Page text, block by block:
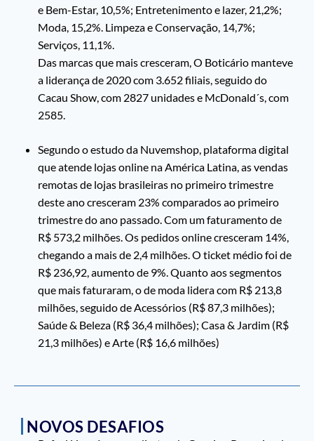
e Bem-Estar, 10,5%; Entretenimento e lazer, 21,2%;
Moda, 15,2%. Limpeza e Conservação, 14,7%;
Serviços, 11,1%.
Das marcas que mais cresceram, O Boticário manteve
a liderança de 2020 com 3.652 filiais, seguido do
Cacau Show, com 2827 unidades e McDonald´s, com
2585.
Segundo o estudo da Nuvemshop, plataforma digital
que atende lojas online na América Latina, as vendas
remotas de lojas brasileiras no primeiro trimestre
deste ano cresceram 23% comparados ao primeiro
trimestre do ano passado. Com um faturamento de
R$ 573,2 milhões. Os pedidos online cresceram 14%,
chegando a mais de 2,4 milhões. O ticket médio foi de
R$ 236,92, aumento de 9%. Quanto aos segmentos
que mais faturaram, o de moda lidera com R$ 213,8
milhões, seguido de Acessórios (R$ 87,3 milhões);
Saúde & Beleza (R$ 36,4 milhões); Casa & Jardim (R$
21,3 milhões) e Arte (R$ 16,6 milhões)
NOVOS DESAFIOS